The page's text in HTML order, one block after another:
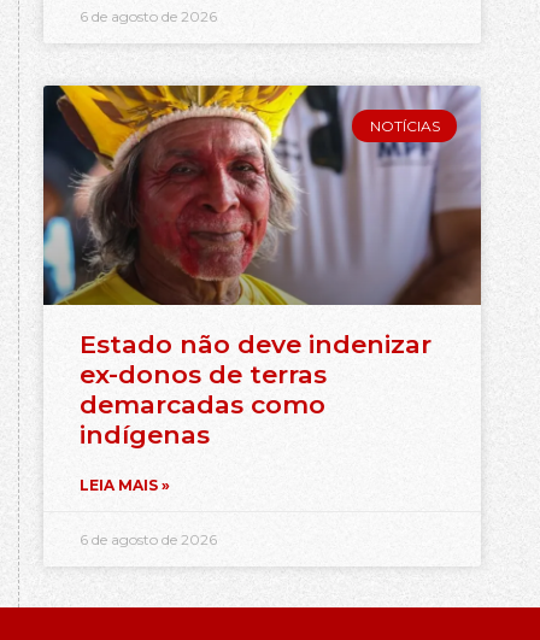
6 de agosto de 2026
NOTÍCIAS
Estado não deve indenizar
ex-donos de terras
demarcadas como
indígenas
LEIA MAIS »
6 de agosto de 2026